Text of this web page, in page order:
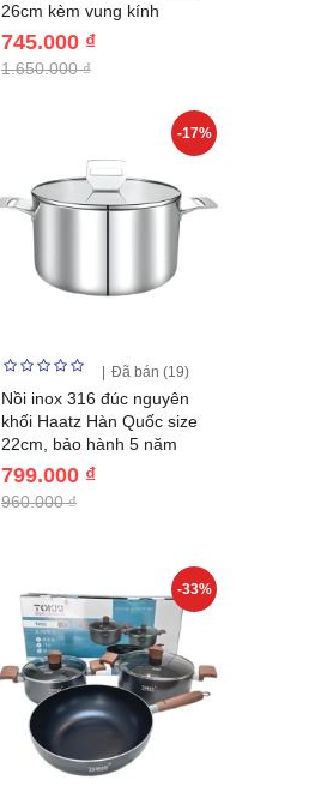
26cm kèm vung kính
745.000 ₫
1.650.000 ₫
-17%
Đã bán (19)
Nồi inox 316 đúc nguyên
khối Haatz Hàn Quốc size
22cm, bảo hành 5 năm
799.000 ₫
960.000 ₫
-33%